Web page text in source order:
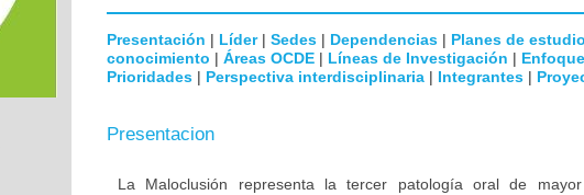
Presentación | Líder| Sedes | Dependencias | Planes de
conocimiento | Áreas OCDE | Líneas de Investigación |
Prioridades | Perspectiva interdisciplinaria | Integrantes |
Presentacion
La Maloclusión representa la tercer patología oral de